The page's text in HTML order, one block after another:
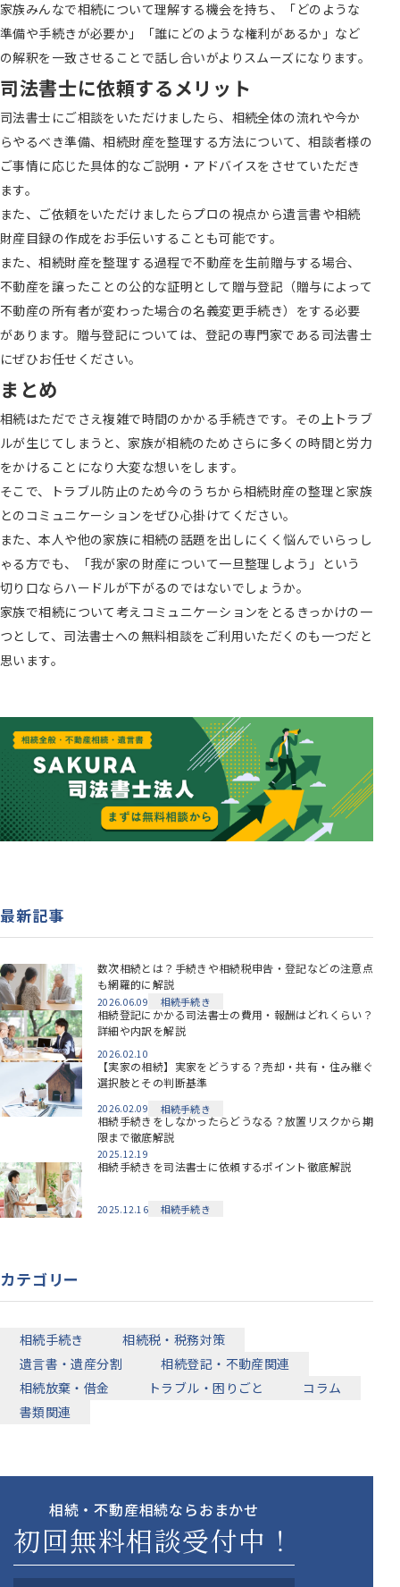
家族みんなで相続について理解する機会を持ち、「どのような
準備や手続きが必要か」「誰にどのような権利があるか」など
の解釈を一致させることで話し合いがよりスムーズになります。
司法書士に依頼するメリット
司法書士にご相談をいただけましたら、相続全体の流れや今か
らやるべき準備、相続財産を整理する方法について、相談者様の
ご事情に応じた具体的なご説明・アドバイスをさせていただき
ます。
また、ご依頼をいただけましたらプロの視点から遺言書や相続
財産目録の作成をお手伝いすることも可能です。
また、相続財産を整理する過程で不動産を生前贈与する場合、
不動産を譲ったことの公的な証明として贈与登記（贈与によって
不動産の所有者が変わった場合の名義変更手続き）をする必要
があります。贈与登記については、登記の専門家である司法書士
にぜひお任せください。
まとめ
相続はただでさえ複雑で時間のかかる手続きです。その上トラブ
ルが生じてしまうと、家族が相続のためさらに多くの時間と労力
をかけることになり大変な想いをします。
そこで、トラブル防止のため今のうちから相続財産の整理と家族
とのコミュニケーションをぜひ心掛けてください。
また、本人や他の家族に相続の話題を出しにくく悩んでいらっし
ゃる方でも、「我が家の財産について一旦整理しよう」という
切り口ならハードルが下がるのではないでしょうか。
家族で相続について考えコミュニケーションをとるきっかけの一
つとして、司法書士への無料相談をご利用いただくのも一つだと
思います。
最新記事
数次相続とは？手続きや相続税申告・登記などの注意点
も網羅的に解説
2026.06.09 相続手続き
相続登記にかかる司法書士の費用・報酬はどれくらい？
詳細や内訳を解説
2026.02.10
【実家の相続】実家をどうする？売却・共有・住み継ぐ
選択肢とその判断基準
2026.02.09 相続手続き
相続手続きをしなかったらどうなる？放置リスクから期
限まで徹底解説
2025.12.19
相続手続きを司法書士に依頼するポイント徹底解説
2025.12.16 相続手続き
カテゴリー
相続手続き
相続税・税務対策
遺言書・遺産分割
相続登記・不動産関連
相続放棄・借金
トラブル・困りごと
コラム
書類関連
相続・不動産相続ならおまかせ
初回無料相談受付中！